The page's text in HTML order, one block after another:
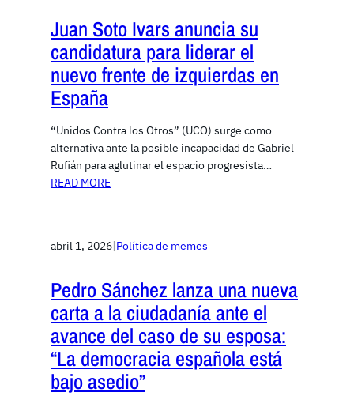
Juan Soto Ivars anuncia su
candidatura para liderar el
nuevo frente de izquierdas en
España
“Unidos Contra los Otros” (UCO) surge como
alternativa ante la posible incapacidad de Gabriel
Rufián para aglutinar el espacio progresista…
READ MORE
abril 1, 2026|Política de memes
Pedro Sánchez lanza una nueva
carta a la ciudadanía ante el
avance del caso de su esposa:
“La democracia española está
bajo asedio”